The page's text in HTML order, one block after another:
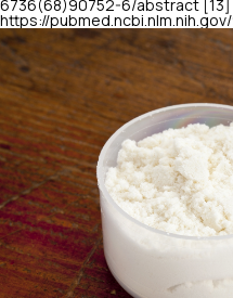
6736(68)90752-6/abstract [13]
https://